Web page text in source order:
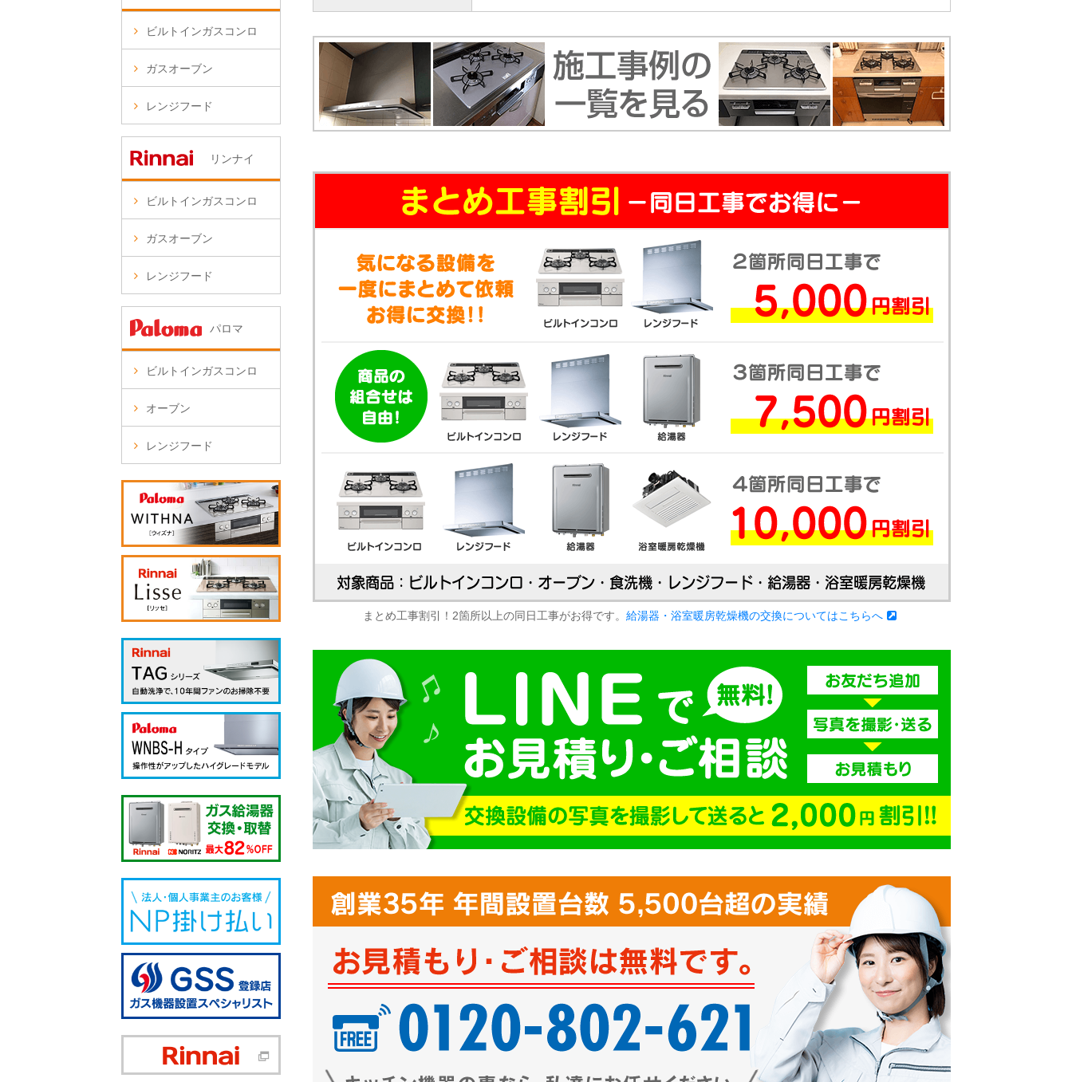
まとめ工事割引！2箇所以上の同日工事がお得です。 給湯器・浴室暖房乾燥機の交換についてはこちらへ
ビルトインガスコンロ
ガスオーブン
レンジフード
リンナイ
ビルトインガスコンロ
ガスオーブン
レンジフード
パロマ
ビルトインガスコンロ
オーブン
レンジフード